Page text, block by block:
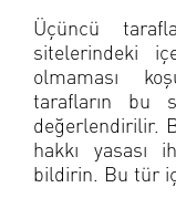
Üçüncü
sitelerindeki
olmaması
tarafların bu
değerlendirilir.
hakkı yasası
bildirin. Bu tür